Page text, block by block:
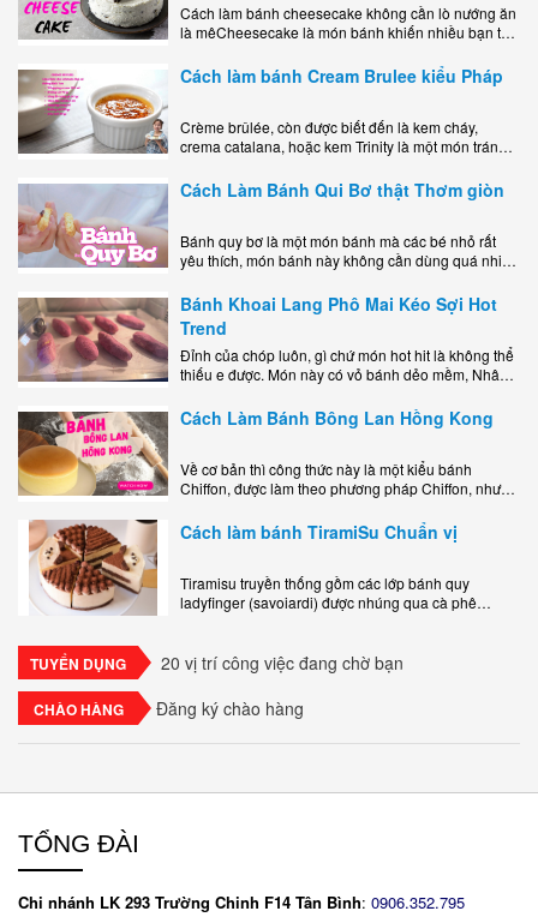
Cách làm bánh cheesecake không cần lò nướng ăn
là mêCheesecake là món bánh khiến nhiều bạn trẻ
kem..
Cách làm bánh Cream Brulee kiểu Pháp
Crème brûlée, còn được biết đến là kem cháy,
crema catalana, hoặc kem Trinity là một món tráng
lớp..
Cách Làm Bánh Qui Bơ thật Thơm giòn
Bánh quy bơ là một món bánh mà các bé nhỏ rất
yêu thích, món bánh này không cần dùng quá nhiều
Bánh Khoai Lang Phô Mai Kéo Sợi Hot
Trend
Đỉnh của chóp luôn, gì chứ món hot hit là không thể
thiếu e được. Món này có vỏ bánh dẻo mềm, Nhân
Cách Làm Bánh Bông Lan Hồng Kong
Về cơ bản thì công thức này là một kiểu bánh
Chiffon, được làm theo phương pháp Chiffon, nhưng
ngon, làm..
Cách làm bánh TiramiSu Chuẩn vị
Tiramisu truyền thống gồm các lớp bánh quy
ladyfinger (savoiardi) được nhúng qua cà phê
TUYỂN DỤNG 20 vị trí công việc đang chờ bạn
CHÀO HÀNG Đăng ký chào hàng
TỔNG ĐÀI
Chi nhánh LK 293 Trường Chinh F14 Tân Bình: 0906.352.795